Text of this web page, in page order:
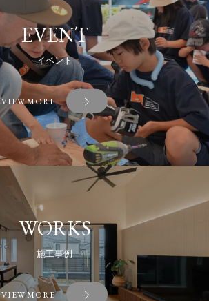
EVENT
イベント
VIEW MORE
WORKS
施工事例
VIEW MORE